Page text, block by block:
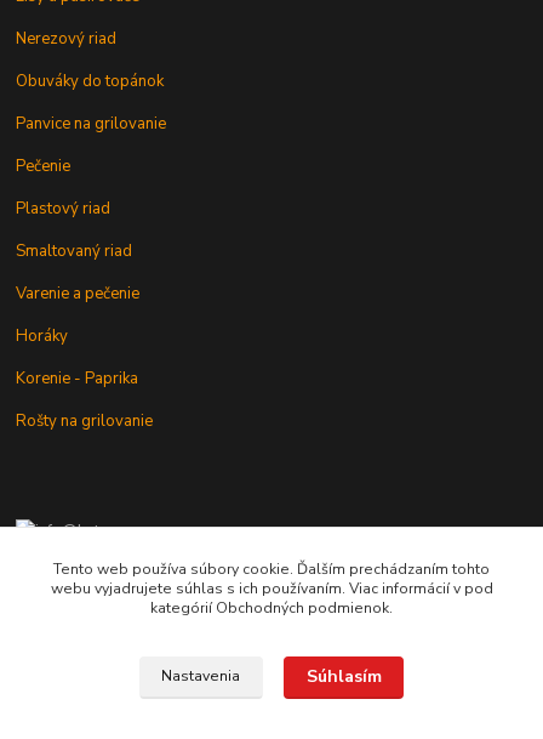
Nerezový riad
Obuváky do topánok
Panvice na grilovanie
Pečenie
Plastový riad
Smaltovaný riad
Varenie a pečenie
Horáky
Korenie - Paprika
Rošty na grilovanie
+421 902 212 007
od 8:00 - do 16:00 hod
Tento web používa súbory cookie. Ďalším prechádzaním tohto
webu vyjadrujete súhlas s ich používaním. Viac informácií v pod
kategórií Obchodných podmienok.
Nastavenia Súhlasím